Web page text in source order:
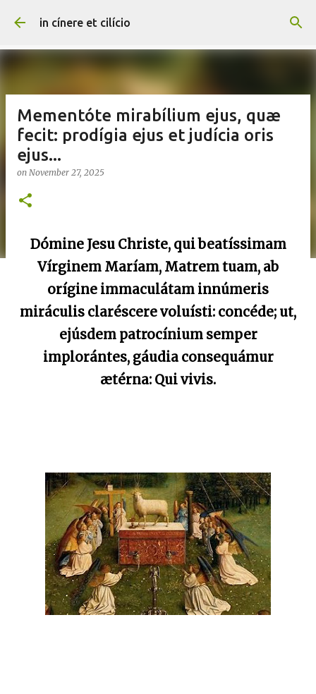
Skip to main content
in cínere et cilício
Mementóte mirabílium ejus, quæ
fecit: prodígia ejus et judícia oris
ejus...
on November 27, 2025
Dómine Jesu Christe, qui beatíssimam
Vírginem Maríam, Matrem tuam, ab
orígine immaculátam innúmeris
miráculis claréscere voluísti: concéde; ut,
ejúsdem patrocínium semper
implorántes, gáudia consequámur
ætérna: Qui vivis.